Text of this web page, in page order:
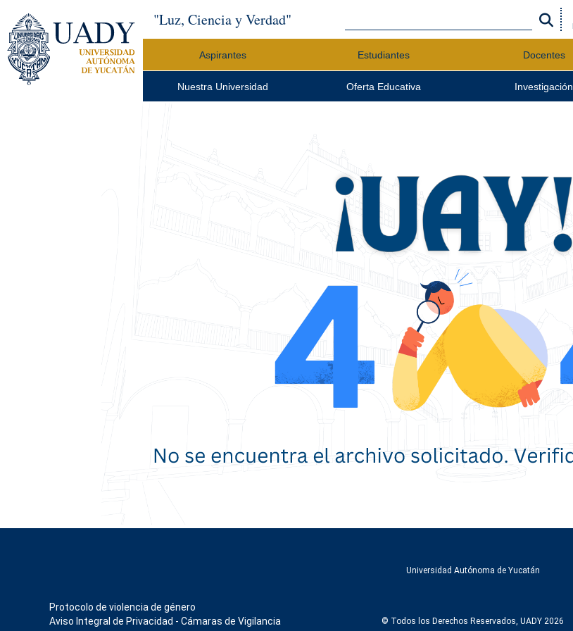
"Luz, Ciencia y Verdad"
Aspirantes Estudiantes Docentes
Nuestra Universidad Oferta Educativa Investigación
Universidad Autónoma de Yucatán
Protocolo de violencia de género
Aviso Integral de Privacidad - Cámaras de Vigilancia
© Todos los Derechos Reservados, UADY 2026